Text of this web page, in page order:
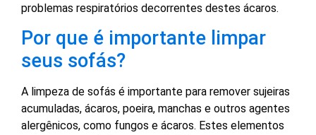
problemas respiratórios decorrentes destes ácaros.
Por que é importante limpar
seus sofás?
A limpeza de sofás é importante para remover sujeiras
acumuladas, ácaros, poeira, manchas e outros agentes
alergênicos, como fungos e ácaros. Estes elementos